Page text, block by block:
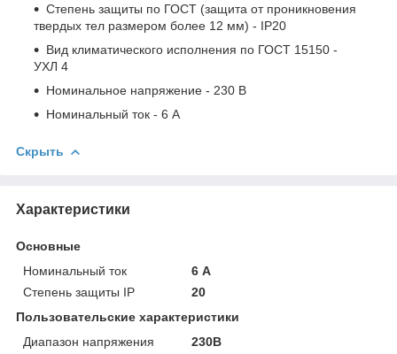
Степень защиты по ГОСТ (защита от проникновения
твердых тел размером более 12 мм) - IP20
Вид климатического исполнения по ГОСТ 15150 -
УХЛ 4
Номинальное напряжение - 230 В
Номинальный ток - 6 А
Скрыть
Характеристики
Основные
Номинальный ток
6 А
Степень защиты IP
20
Пользовательские характеристики
Диапазон напряжения
230В